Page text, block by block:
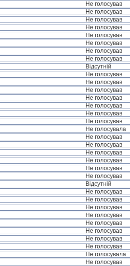
Не голосував
Не голосував
Не голосував
Не голосував
Не голосував
Не голосував
Не голосував
Не голосував
Відсутній
Не голосував
Не голосував
Не голосував
Не голосував
Не голосував
Не голосував
Не голосував
Не голосувала
Не голосував
Не голосував
Не голосував
Не голосував
Не голосував
Не голосував
Відсутній
Не голосував
Не голосував
Не голосував
Не голосував
Не голосував
Не голосував
Не голосував
Не голосував
Не голосувала
Не голосував